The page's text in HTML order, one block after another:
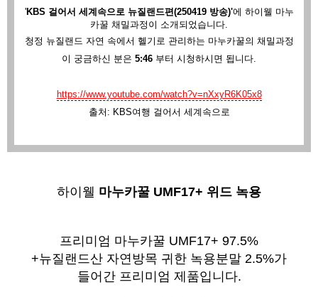
'KBS 걸어서 세계속으로 뉴질랜드편(250419 방송)'에 하이웰 마누
카꿀 채밀과정이 소개되었습니다.
청정 뉴질랜드 자연 속에서 헬기로 관리하는 마누카꿀의 채밀과정
이 궁금하신 분은 5:46 부터 시청하시면 됩니다.
https://www.youtube.com/watch?v=nXxyR6K05x8
출처: KBS여행 걸어서 세계속으로
하이웰 마누카꿀 UMF17+ 위드 녹용
프리미엄 마누카꿀 UMF17+ 97.5%
+뉴질랜드산 자연방목 귀한 녹용분말 2.5%가
들어간 프리미엄 제품입니다.